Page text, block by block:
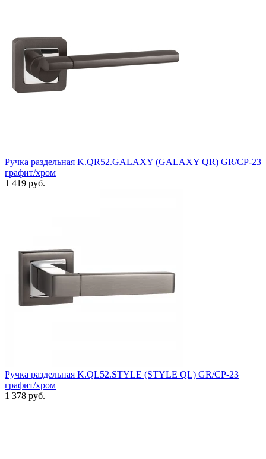
Ручка раздельная K.QR52.GALAXY (GALAXY QR) GR/CP-23
графит/хром
1 419 руб.
Ручка раздельная K.QL52.STYLE (STYLE QL) GR/CP-23
графит/хром
1 378 руб.